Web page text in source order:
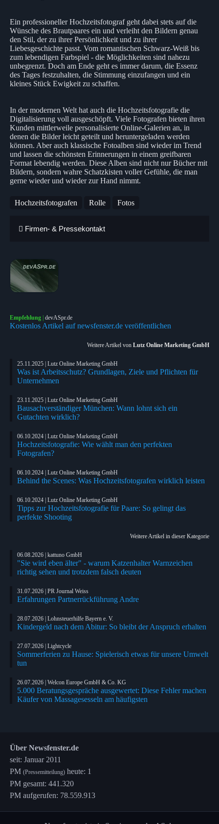
Ein professioneller Hochzeitsfotograf geht dabei stets auf die
Wünsche des Brautpaares ein und verleiht den Bildern genau
den Stil, der zu ihrer Persönlichkeit und zu ihrer
Liebesgeschichte passt. Vom romantischen Schwarz-Weiß bis
zum lebendigen Farbspiel - die Möglichkeiten sind nahezu
unbegrenzt. Doch am Ende geht es immer darum, die Essenz
des Tages festzuhalten, die Stimmung einzufangen und ein
kleines Stück Ewigkeit zu schaffen.
In der modernen Welt hat auch die Hochzeitsfotografie die
Digitalisierung voll ausgeschöpft. Viele Fotografen bieten ihren
Kunden mittlerweile personalisierte Online-Galerien an, in
denen die Bilder leicht geteilt und heruntergeladen werden
können. Aber auch klassische Fotoalben sind wieder im Trend
und lassen die schönsten Erinnerungen in einem greifbaren
Format lebendig werden. Diese Alben sind nicht nur Bücher mit
Bildern, sondern wahre Schatzkisten voller Gefühle, die man
gerne wieder und wieder zur Hand nimmt.
Hochzeitsfotografen Rolle Fotos
Firmen- & Pressekontakt
Empfehlung | devASpr.de
Kostenlos Artikel auf newsfenster.de veröffentlichen
Weitere Artikel von Lutz Online Marketing GmbH
25.11.2025 | Lutz Online Marketing GmbH
Was ist Arbeitsschutz? Grundlagen, Ziele und Pflichten für
Unternehmen
23.11.2025 | Lutz Online Marketing GmbH
Bausachverständiger München: Wann lohnt sich ein
Gutachten wirklich?
06.10.2024 | Lutz Online Marketing GmbH
Hochzeitsfotografie: Wie wählt man den perfekten
Fotografen?
06.10.2024 | Lutz Online Marketing GmbH
Behind the Scenes: Was Hochzeitsfotografen wirklich leisten
06.10.2024 | Lutz Online Marketing GmbH
Tipps zur Hochzeitsfotografie für Paare: So gelingt das
perfekte Shooting
Weitere Artikel in dieser Kategorie
06.08.2026 | kattuno GmbH
"Sie wird eben älter" - warum Katzenhalter Warnzeichen
richtig sehen und trotzdem falsch deuten
31.07.2026 | PR Journal Weiss
Erfahrungen Partnerrückführung Andre
28.07.2026 | Lohnsteuerhilfe Bayern e. V.
Kindergeld nach dem Abitur: So bleibt der Anspruch erhalten
27.07.2026 | Lightcycle
Sommerferien zu Hause: Spielerisch etwas für unsere Umwelt
tun
26.07.2026 | Welcon Europe GmbH & Co. KG
5.000 Beratungsgespräche ausgewertet: Diese Fehler machen
Käufer von Massagesesseln am häufigsten
Über Newsfenster.de
seit: Januar 2011
PM (Pressemitteilung) heute: 1
PM gesamt: 441.320
PM aufgerufen: 78.559.913